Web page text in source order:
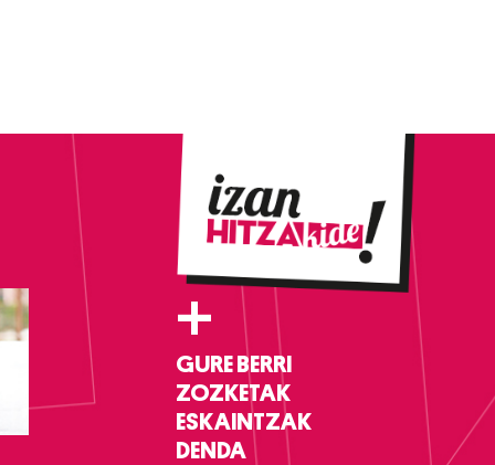
+
GURE BERRI
ZOZKETAK
ESKAINTZAK
DENDA